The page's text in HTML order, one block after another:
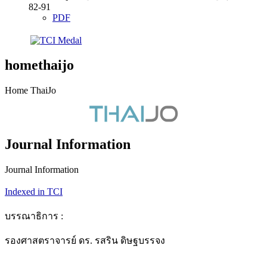
82-91
PDF
homethaijo
Home ThaiJo
Journal Information
Journal Information
Indexed in TCI
บรรณาธิการ :
รองศาสตราจารย์ ดร. รสริน ดิษฐบรรจง